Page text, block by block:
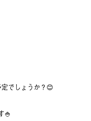
でしょうか？😊
🍚